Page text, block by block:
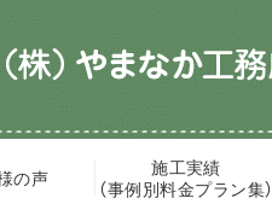
の声
施工実績
（事例別料金プラン集）